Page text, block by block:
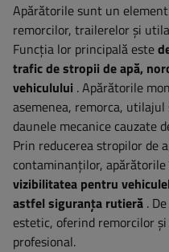
Apărătorile sunt un
remorcilor, trailerelor și
Funcția lor principală este
trafic de stropii de apă,
vehiculului . Apărătorile
asemenea, remorca,
daunele mecanice cauzate
Prin reducerea stropilor de
contaminanților, apărătorile
vizibilitatea pentru
astfel siguranța rutieră .
estetic, oferind remorcilor
profesional.